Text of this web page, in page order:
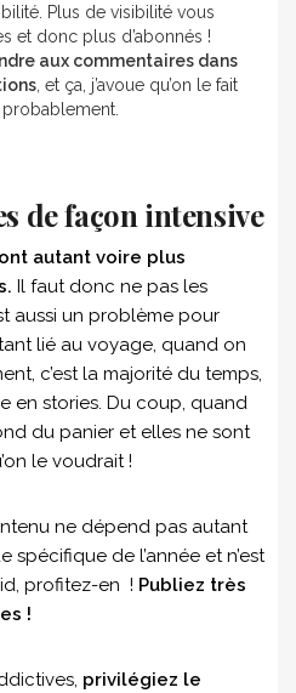
Plus de visibilité vous
et donc plus d’abonnés !
aux commentaires dans
, et ça, j’avoue qu’on le fait
de façon intensive
autant voire plus
Il faut donc ne pas les
aussi un problème pour
lié au voyage, quand on
c’est la majorité du temps,
en stories. Du coup, quand
du panier et elles ne sont
le voudrait !
ne dépend pas autant
spécifique de l’année et n’est
profitez-en ! Publiez très
!
privilégiez le